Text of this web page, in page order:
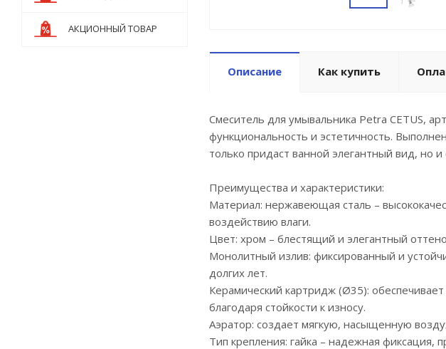
Описание Как купить
Смеситель для умывальника Petra CETUS,
функциональность и эстетичность.
только придаст ванной элегантный вид, но
Преимущества и характеристики:
Материал: нержавеющая сталь –
воздействию влаги.
Цвет: хром – блестящий и элегантный
Монолитный излив: фиксированный и
долгих лет.
Керамический картридж (Ø35):
благодаря стойкости к износу.
Аэратор: создает мягкую, насыщенную
Тип крепления: гайка – надежная фиксация,
АКЦИОННЫЙ ТОВАР